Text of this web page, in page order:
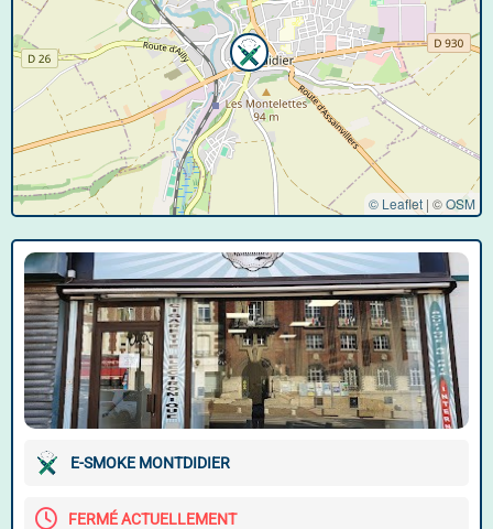
© Leaflet | ©OSM
E-SMOKE MONTDIDIER
FERMÉ ACTUELLEMENT